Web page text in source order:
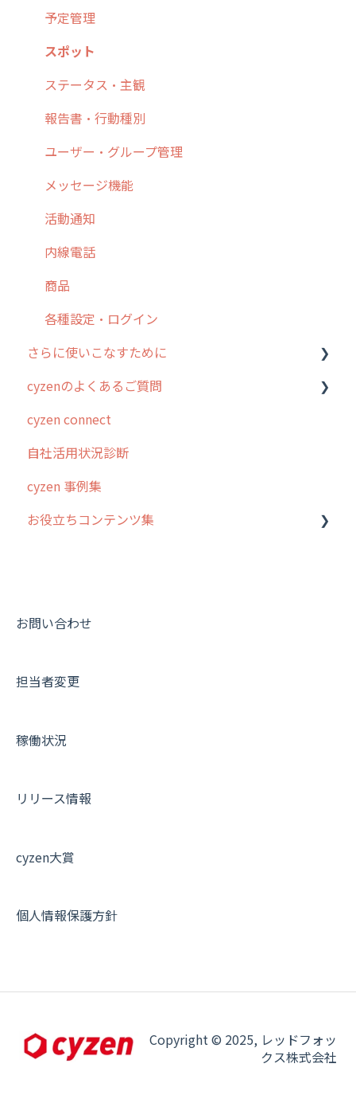
5. 基本的な使い方：システム管理者編
6. 基本的な使い方：ユーザー編
7. 初心者向けよくある質問集
8. 用語集
9. もっと便利に利用するための設定
10.ユーザー向けおすすめの使い方
【業界業種別】cyzen設定方法
スポット
ステータス・主観
報告書・行動種別
勤怠管理
活動通知
パフォーマンス
帳票出力
メッセージ・ファイル添付
商品
各種設定・その他
報告閲覧
予定
日報
履歴
メンバー
メッセージ
パフォーマンス
外部リンク
お知らせ
設定
予定管理
スポット
ステータス・主観
報告書・行動種別
ユーザー・グループ管理
メッセージ機能
活動通知
内線電話
商品
各種設定・ログイン
さらに使いこなすために
はじめに
スポット・ステータス関連オプション
交通費自動計算
安全走行支援
写真管理・高画質化
その他オプション
契約・その他
cyzenのよくあるご質問
ログインについて
グループ・ユーザーについて
GPS・位置情報 について
ルート自動記録 について
報告書について
メンバー画面について
その他よくある質問
cyzen connect
自社活用状況診断
cyzen 事例集
お役立ちコンテンツ集
動画集：共通
お問い合わせ
担当者変更
稼働状況
リリース情報
cyzen大賞
個人情報保護方針
Copyright © 2025, レッドフォッ
クス株式会社